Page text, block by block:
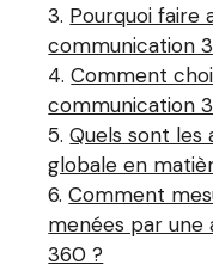
Pourquoi faire
communication
Comment
communication
Quels sont les
globale en
Comment
menées par
360 ?